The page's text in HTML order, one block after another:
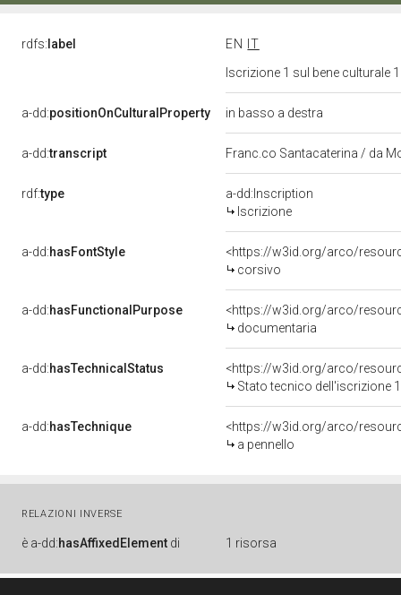
rdfs: label EN
IT
Iscrizione 1 sul bene culturale
a-dd:positionOnCulturalProperty in basso a destra
a-dd:transcript Franc.co Santacaterina / da
rdf:type
a-dd:Inscription
Iscrizione
a-dd:hasFontStyle
<https://w3id.org/arco/
corsivo
a-dd:hasFunctionalPurpose
<https://w3id.org/arco/
documentaria
a-dd:hasTechnicalStatus
<https://w3id.org/arco/
Stato tecnico dell'iscrizione
a-dd:hasTechnique
<https://w3id.org/arco/
a pennello
RELAZIONI INVERSE
è a-dd:hasAffixedElement di 1 risorsa